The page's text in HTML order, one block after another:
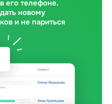
его телефоне.
новому
и не париться